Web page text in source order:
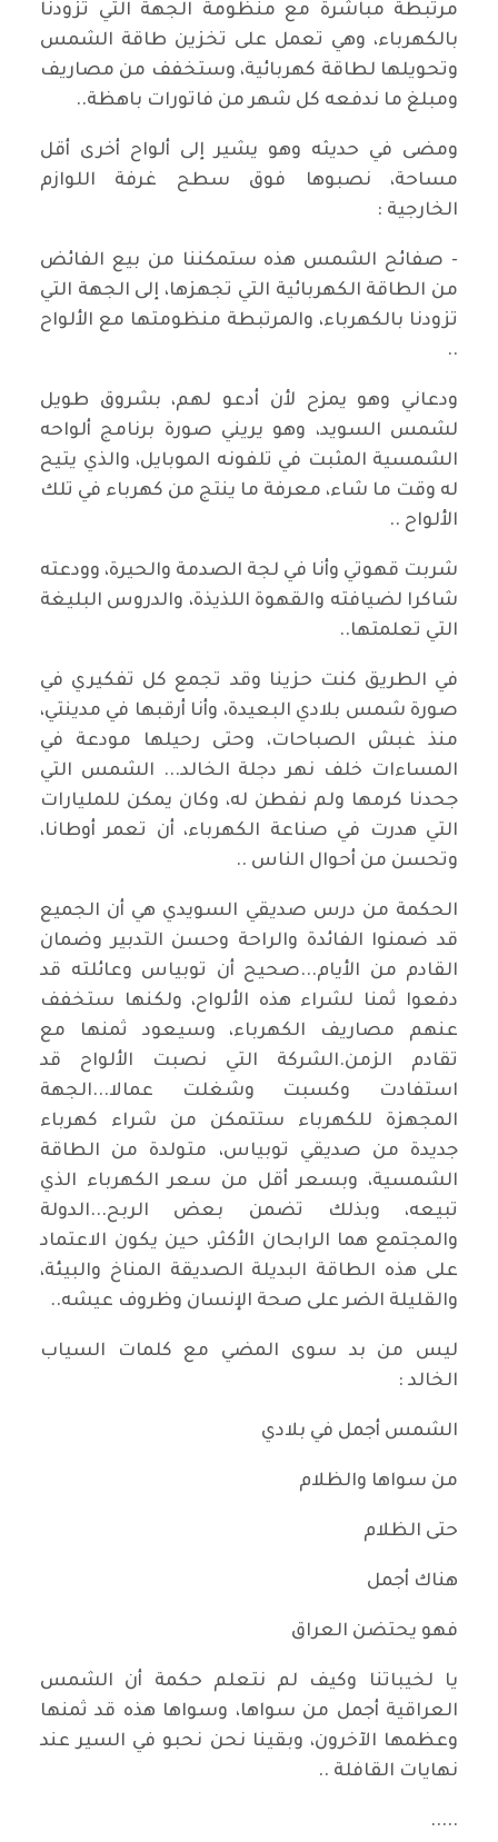
مرتبطة مباشرة مع منظومة الجهة التي تزودنا
بالكهرباء، وهي تعمل على تخزين طاقة الشمس
وتحويلها لطاقة كهربائية، وستخفف من مصاريف
ومبلغ ما ندفعه كل شهر من فاتورات باهظة..
ومضى في حديثه وهو يشير إلى ألواح أخرى أقل
مساحة، نصبوها فوق سطح غرفة اللوازم
الخارجية :
- صفائح الشمس هذه ستمكننا من بيع الفائض
من الطاقة الكهربائية التي تجهزها، إلى الجهة التي
تزودنا بالكهرباء، والمرتبطة منظومتها مع الألواح
..
ودعاني وهو يمزح لأن أدعو لهم، بشروق طويل
لشمس السويد، وهو يريني صورة برنامج ألواحه
الشمسية المثبت في تلفونه الموبايل، والذي يتيح
له وقت ما شاء، معرفة ما ينتج من كهرباء في تلك
الألواح ..
شربت قهوتي وأنا في لجة الصدمة والحيرة، وودعته
شاكرا لضيافته والقهوة اللذيذة، والدروس البليغة
التي تعلمتها..
في الطريق كنت حزينا وقد تجمع كل تفكيري في
صورة شمس بلادي البعيدة، وأنا أرقبها في مدينتي،
منذ غبش الصباحات، وحتى رحيلها مودعة في
المساءات خلف نهر دجلة الخالد... الشمس التي
جحدنا كرمها ولم نفطن له، وكان يمكن للمليارات
التي هدرت في صناعة الكهرباء، أن تعمر أوطانا،
وتحسن من أحوال الناس ..
الحكمة من درس صديقي السويدي هي أن الجميع
قد ضمنوا الفائدة والراحة وحسن التدبير وضمان
القادم من الأيام...صحيح أن توبياس وعائلته قد
دفعوا ثمنا لشراء هذه الألواح، ولكنها ستخفف
عنهم مصاريف الكهرباء، وسيعود ثمنها مع
تقادم الزمن.الشركة التي نصبت الألواح قد
استفادت وكسبت وشغلت عمالا...الجهة
المجهزة للكهرباء ستتمكن من شراء كهرباء
جديدة من صديقي توبياس، متولدة من الطاقة
الشمسية، وبسعر أقل من سعر الكهرباء الذي
تبيعه، وبذلك تضمن بعض الربح...الدولة
والمجتمع هما الرابحان الأكثر، حين يكون الاعتماد
على هذه الطاقة البديلة الصديقة المناخ والبيئة،
والقليلة الضر على صحة الإنسان وظروف عيشه..
ليس من بد سوى المضي مع كلمات السياب
الخالد :
الشمس أجمل في بلادي
من سواها والظلام
حتى الظلام
هناك أجمل
فهو يحتضن العراق
يا لخيباتنا وكيف لم نتعلم حكمة أن الشمس
العراقية أجمل من سواها، وسواها هذه قد ثمنها
وعظمها الآخرون، وبقينا نحن نحبو في السير عند
نهايات القافلة ..
.....